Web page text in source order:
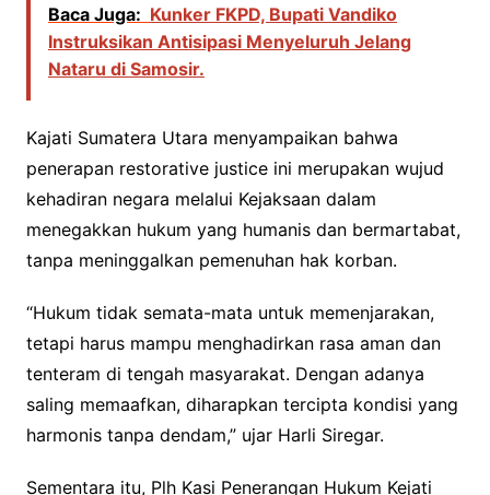
Baca Juga: Kunker FKPD, Bupati Vandiko
Instruksikan Antisipasi Menyeluruh Jelang
Nataru di Samosir.
Kajati Sumatera Utara menyampaikan bahwa
penerapan restorative justice ini merupakan wujud
kehadiran negara melalui Kejaksaan dalam
menegakkan hukum yang humanis dan bermartabat,
tanpa meninggalkan pemenuhan hak korban.
“Hukum tidak semata-mata untuk memenjarakan,
tetapi harus mampu menghadirkan rasa aman dan
tenteram di tengah masyarakat. Dengan adanya
saling memaafkan, diharapkan tercipta kondisi yang
harmonis tanpa dendam,” ujar Harli Siregar.
Sementara itu, Plh Kasi Penerangan Hukum Kejati